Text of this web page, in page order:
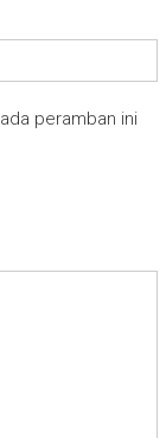
peramban ini